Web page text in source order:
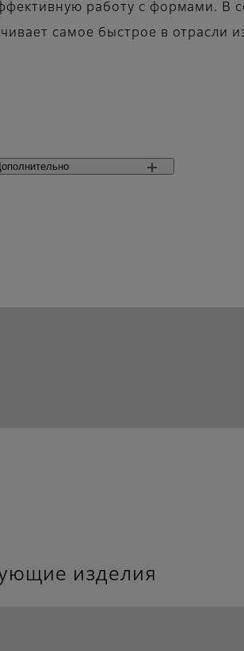
работу с формами. В
самое быстрое в отрасли
изделия